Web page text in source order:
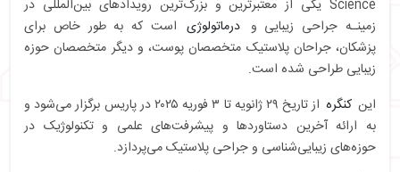
Science یکی از معتبرترین و بزرگ‌ترین رویدادهای بین‌المللی در
زمینـه جراحی زیبایی و درماتولوژی است که به طور خاص برای
پزشکان، جراحان پلاستیک متخصصان پوست، و دیگر متخصصان حوزه
زیبایی طراحی شده است.
این کنگره
از تاریخ ۲۹ ژانویه تا ۳ فوریه ۲۰۲۵ در پاریس برگزار می‌شود و
به ارائه آخرین دستاوردها و پیشرفت‌های علمی و تکنولوژیک در
حوزه‌های زیبایی‌شناسی و جراحی پلاستیک می‌پردازد.